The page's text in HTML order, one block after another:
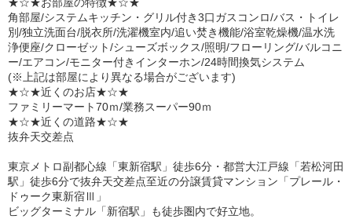
角部屋/システムキッチン・グリル付き3口ガスコンロ/バス・トイレ
別/独立洗面台/脱衣所/洗濯機室内/追い焚き機能/浴室乾燥機/温水洗
浄便座/クローゼット/シューズボックス/照明/フローリング/バルコニ
ー/エアコン/モニター付きインターホン/24時間換気システム
(※上記は部屋により異なる場合がございます)
★☆★近くのお店★☆★
ファミリーマート70ｍ/業務スーパー90ｍ
★☆★近くの道路★☆★
抜弁天交差点
東京メトロ副都心線「東新宿駅」徒歩6分・都営大江戸線「若松河田
駅」徒歩6分で抜弁天交差点至近の分譲賃貸マンション「プレール・
ドゥーク東新宿Ⅲ」
ビッグターミナル「新宿駅」も徒歩圏内で好立地。